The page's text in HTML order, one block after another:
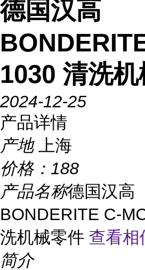
德国汉高
1030 清洗
2024-12-25
产品详情
产地
上海
价格： 188
产品名称德国汉高
BONDERITE C-
洗机械零件 查看
简介